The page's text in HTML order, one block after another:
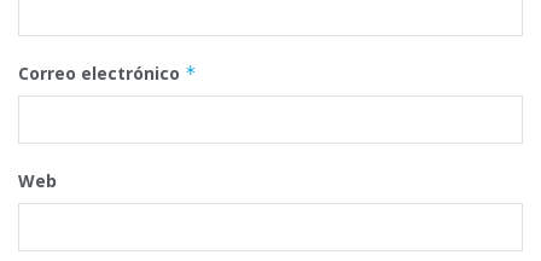
Correo electrónico *
Web